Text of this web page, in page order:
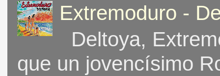
Extremoduro -
Deltoya,
que un jovencísimo